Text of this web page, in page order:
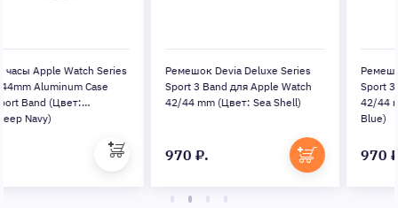
Ремешок Devia Deluxe Series
Sport 3 Band для Apple Watch
42/44 mm (Цвет: Sea Shell)
Ремешок Devia Deluxe Series
Sport 3 Band для Apple Watch
42/44 mm (Цвет: Сape Сold